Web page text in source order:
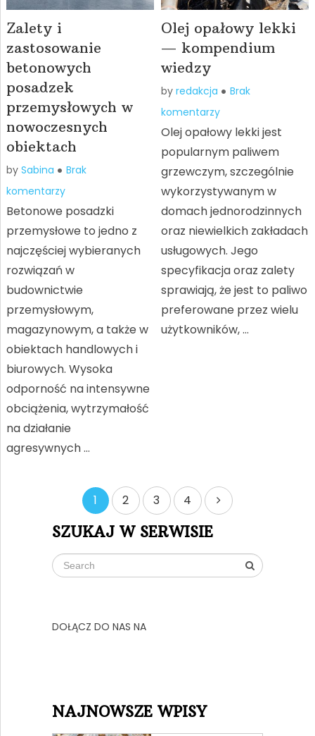
Zalety i
zastosowanie
betonowych
posadzek
przemysłowych w
nowoczesnych
obiektach
by Sabina
Brak
komentarzy
Betonowe posadzki
przemysłowe to jedno z
najczęściej wybieranych
rozwiązań w
budownictwie
przemysłowym,
magazynowym, a także w
obiektach handlowych i
biurowych. Wysoka
odporność na intensywne
obciążenia, wytrzymałość
na działanie
agresywnych …
Olej opałowy lekki
— kompendium
wiedzy
byredakcja
Brak
komentarzy
Olej opałowy lekki jest
popularnym paliwem
grzewczym, szczególnie
wykorzystywanym w
domach jednorodzinnych
oraz niewielkich zakładach
usługowych. Jego
specyfikacja oraz zalety
sprawiają, że jest to paliwo
preferowane przez wielu
użytkowników, …
Stronicowanie
wpisów
1 2 3 4
SZUKAJ W SERWISIE
DOŁĄCZ DO NAS NA
NAJNOWSZE WPISY